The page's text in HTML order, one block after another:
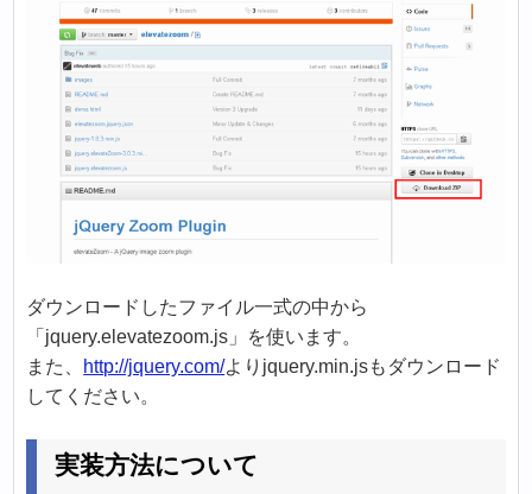
ダウンロードしたファイル一式の中から
「jquery.elevatezoom.js」を使います。
また、
http://jquery.com/よりjquery.min.jsもダウンロード
してください。
実装方法について